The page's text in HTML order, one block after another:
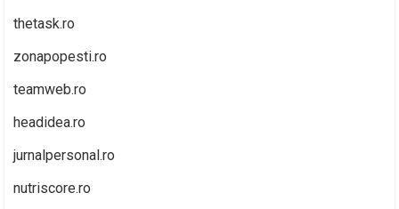
thetask.ro
zonapopesti.ro
teamweb.ro
headidea.ro
jurnalpersonal.ro
nutriscore.ro